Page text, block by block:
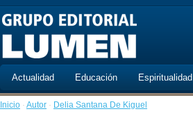
Actualidad Educación Espiritualidad
Inicio · Autor · Delia Santana De Kiguel